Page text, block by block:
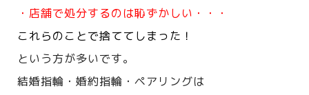
・店舗で処分するのは恥ずかしい・・・
これらのことで捨ててしまった！
という方が多いです。
結婚指輪・婚約指輪・ペアリングは